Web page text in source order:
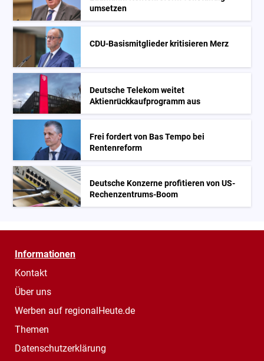
umsetzen
CDU-Basismitglieder kritisieren Merz
Deutsche Telekom weitet
Aktienrückkaufprogramm aus
Frei fordert von Bas Tempo bei
Rentenreform
Deutsche Konzerne profitieren von US-
Rechenzentrums-Boom
Informationen
Kontakt
Über uns
Werben auf regionalHeute.de
Themen
Datenschutzerklärung